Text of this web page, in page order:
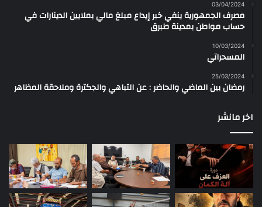
03/04/2024
مصرف الجمهورية ينفي خبر إيداع مبلغ مالي بملايين الدينارات في
حساب مواطن بمدينة طبرق
10/03/2024
المسحراتي
25/03/2024
رمضان بين الماضي والحاضر : عن التباهي والجكترة وملاحقة المظاهر
اخر مانشر